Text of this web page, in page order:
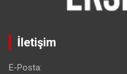
İletişim
E-Posta: